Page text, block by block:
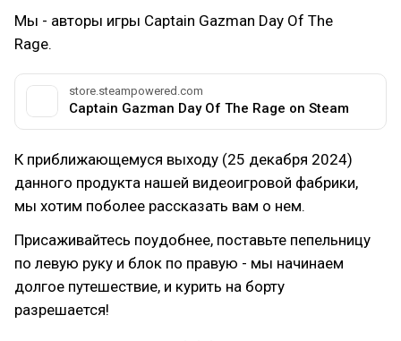
Мы - авторы игры Captain Gazman Day Of The
Rage.
store.steampowered.com
Captain Gazman Day Of The Rage on Steam
К приближающемуся выходу (25 декабря 2024)
данного продукта нашей видеоигровой фабрики,
мы хотим поболее рассказать вам о нем.
Присаживайтесь поудобнее, поставьте пепельницу
по левую руку и блок по правую - мы начинаем
долгое путешествие, и курить на борту
разрешается!